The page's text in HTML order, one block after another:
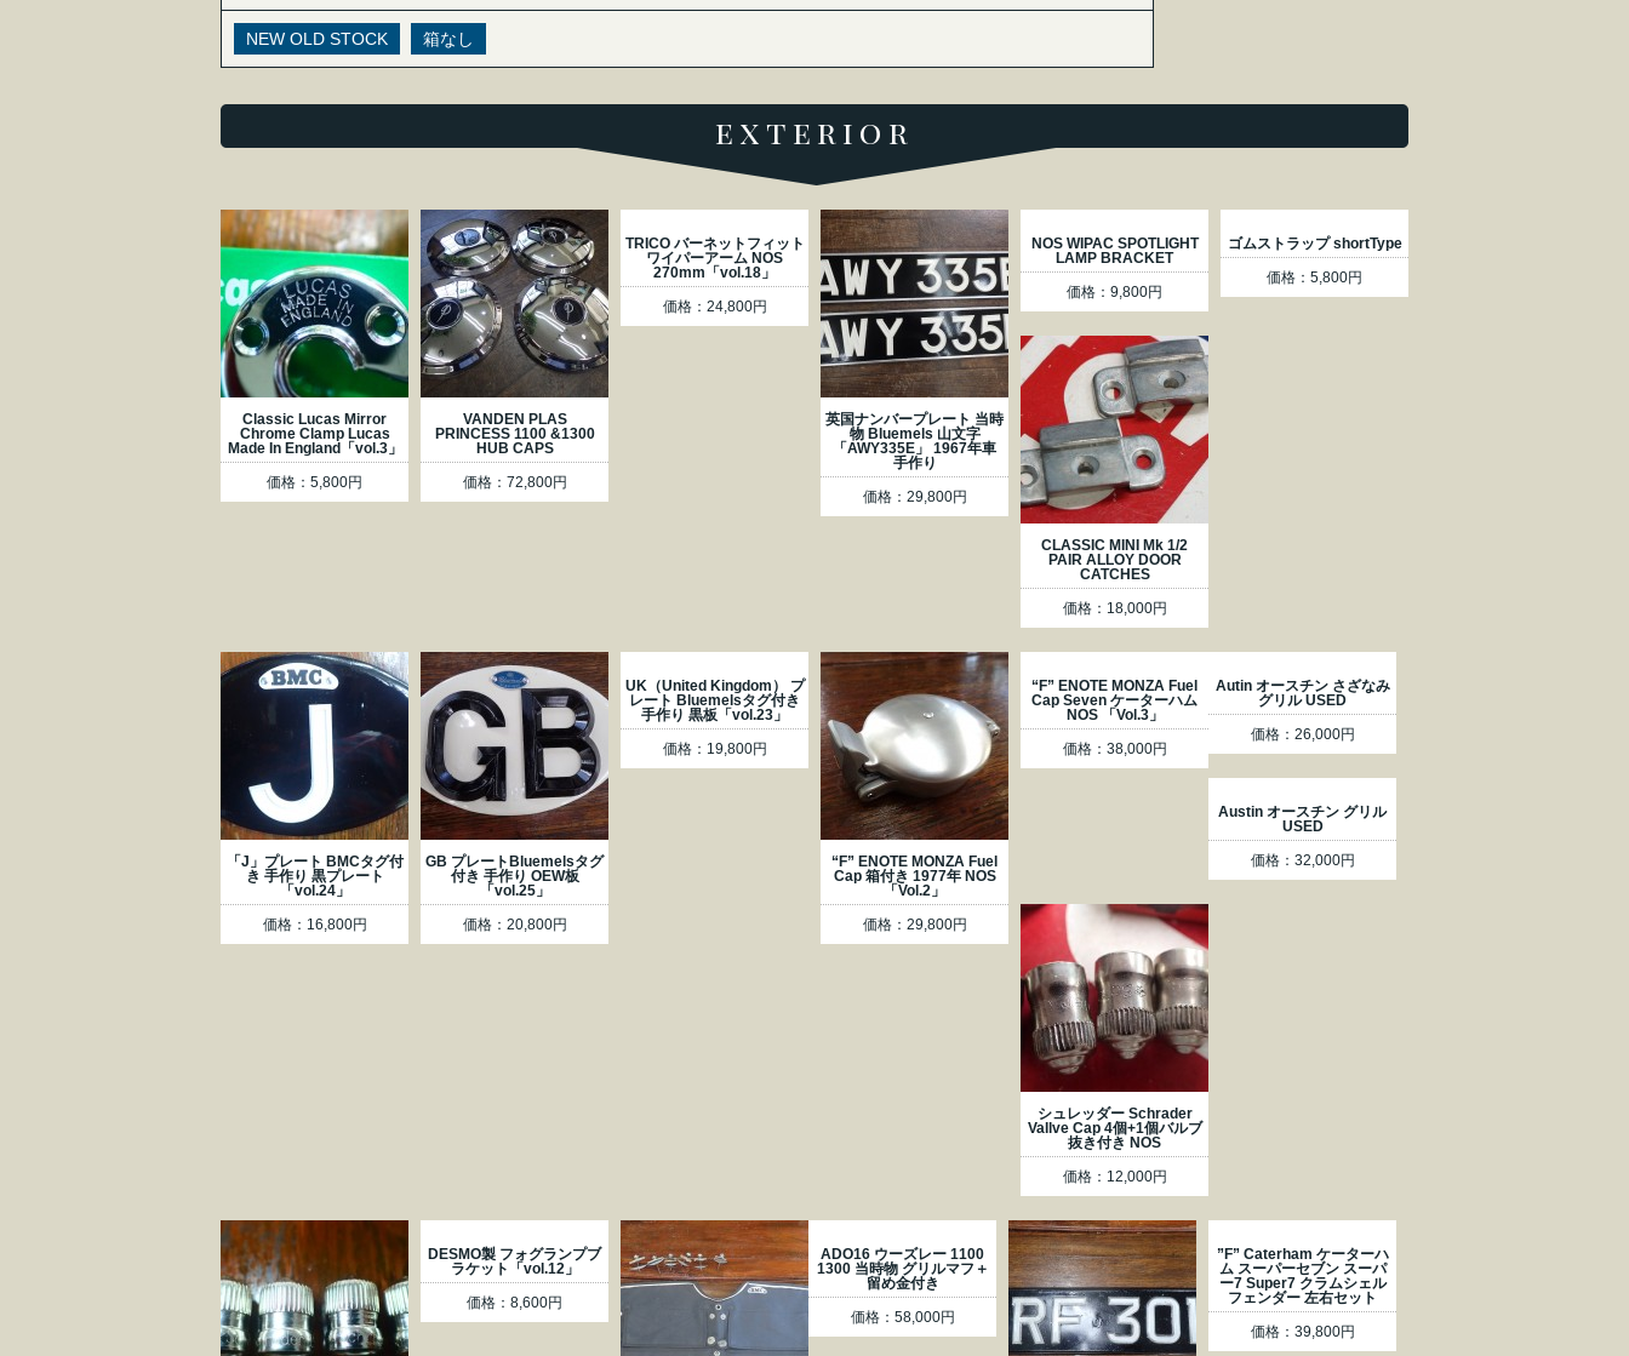
NEW OLD STOCK 箱なし
exterior
Classic Lucas Mirror
Chrome Clamp Lucas
Made In England「vol.3」
価格：5,800円
VANDEN PLAS
PRINCESS 1100 &1300
HUB CAPS
価格：72,800円
TRICO バーネットフィット
ワイパーアーム NOS
270mm「vol.18」
価格：24,800円
英国ナンバープレート 当時
物 Bluemels 山文字
「AWY335E」 1967年車
手作り
価格：29,800円
NOS WIPAC SPOTLIGHT
LAMP BRACKET
価格：9,800円
ゴムストラップ shortType
価格：5,800円
CLASSIC MINI Mk 1/2
PAIR ALLOY DOOR
CATCHES
価格：18,000円
「J」プレート BMCタグ付
き 手作り 黒プレート
「vol.24」
価格：16,800円
GB プレートBluemelsタグ
付き 手作り OEW板
「vol.25」
価格：20,800円
UK（United Kingdom） プ
レート Bluemelsタグ付き
手作り 黒板「vol.23」
価格：19,800円
“F” ENOTE MONZA Fuel
Cap 箱付き 1977年 NOS
「Vol.2」
価格：29,800円
“F” ENOTE MONZA Fuel
Cap Seven ケーターハム
NOS 「Vol.3」
価格：38,000円
Autin オースチン さざなみ
グリル USED
価格：26,000円
Austin オースチン グリル
USED
価格：32,000円
シュレッダー Schrader
Vallve Cap 4個+1個バルブ
抜き付き NOS
価格：12,000円
DESMO製 フォグランプブ
ラケット「vol.12」
価格：8,600円
ADO16 ウーズレー 1100
1300 当時物 グリルマフ＋
留め金付き
価格：58,000円
”F” Caterham ケーターハ
ム スーパーセブン スーパ
ー7 Super7 クラムシェル
フェンダー 左右セット
価格：39,800円